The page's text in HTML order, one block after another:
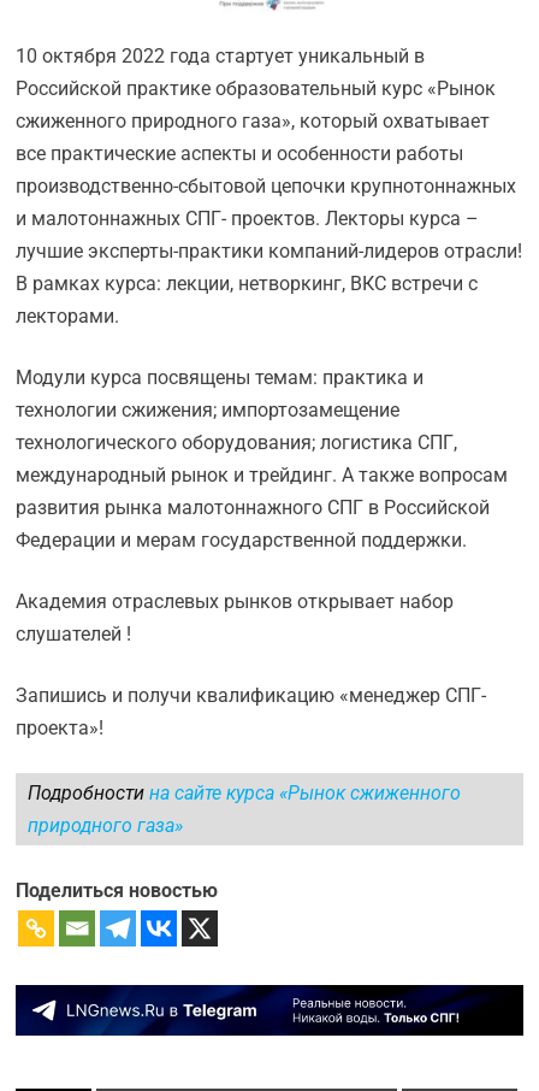
10 октября 2022 года стартует уникальный в
Российской практике образовательный курс «Рынок
сжиженного природного газа», который охватывает
все практические аспекты и особенности работы
производственно-сбытовой цепочки крупнотоннажных
и малотоннажных СПГ- проектов. Лекторы курса –
лучшие эксперты-практики компаний-лидеров отрасли!
В рамках курса: лекции, нетворкинг, ВКС встречи с
лекторами.
Модули курса посвящены темам: практика и
технологии сжижения; импортозамещение
технологического оборудования; логистика СПГ,
международный рынок и трейдинг. А также вопросам
развития рынка малотоннажного СПГ в Российской
Федерации и мерам государственной поддержки.
Академия отраслевых рынков открывает набор
слушателей !
Запишись и получи квалификацию «менеджер СПГ-
проекта»!
Подробностина сайте курса «Рынок сжиженного
природного газа»
Поделиться новостью